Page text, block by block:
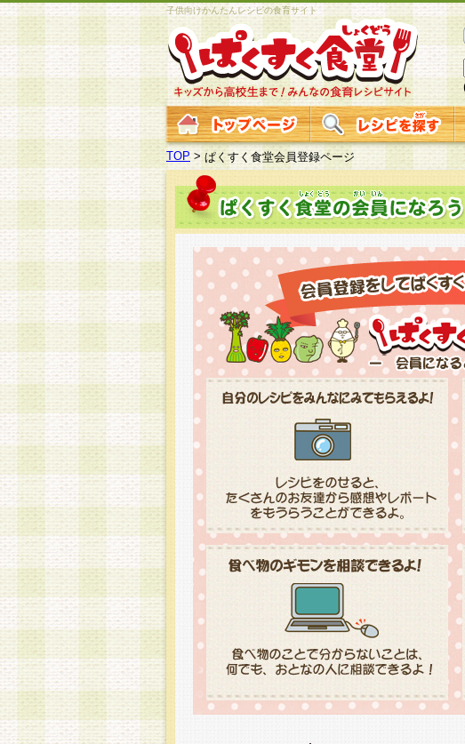
子供向けかんたんレシピの食育サイト
TOP >ぱくすく食堂会員登録ページ